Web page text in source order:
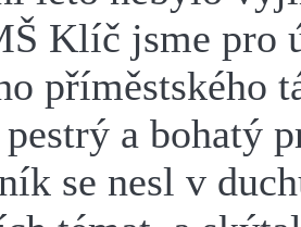
Klíč jsme pro
příměstského
a bohatý
se nesl v